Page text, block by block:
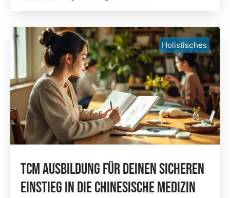
Holistisches
TCM Ausbildung Für Deinen Sicheren
Einstieg In Die Chinesische Medizin